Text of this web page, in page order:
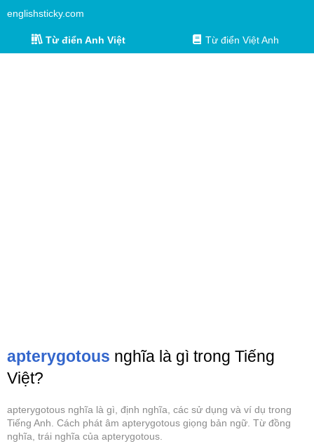
englishsticky.com
Từ điển Anh Việt Từ điển Việt Anh
apterygotous nghĩa là gì trong Tiếng
Việt?
apterygotous nghĩa là gì, định nghĩa, các sử dụng và ví dụ trong
Tiếng Anh. Cách phát âm apterygotous giọng bản ngữ. Từ đồng
nghĩa, trái nghĩa của apterygotous.